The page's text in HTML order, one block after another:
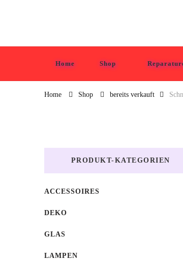
Tabula Grasa
Home Shop
Home Shop bereits verkauft
PRODUKT-KATEGORIEN
ACCESSOIRES
DEKO
GLAS
LAMPEN